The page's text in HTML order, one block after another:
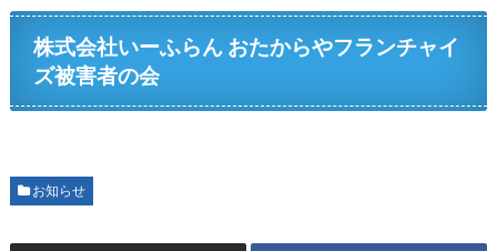
株式会社いーふらん おたからやフランチャイ
ズ被害者の会
お知らせ